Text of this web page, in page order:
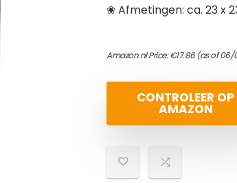
❀ Afmetingen: ca. 23 x
Amazon.nl Price:€17.86(as of 06/
CONTROLEER OP
AMAZON